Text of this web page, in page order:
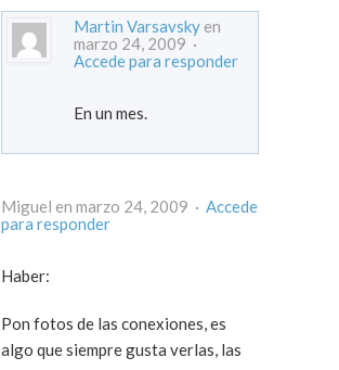
Martin Varsavsky en
marzo 24, 2009 ·
Accede para responder
En un mes.
Miguel en marzo 24, 2009 · Accede
para responder
Haber:
Pon fotos de las conexiones, es
algo que siempre gusta verlas, las